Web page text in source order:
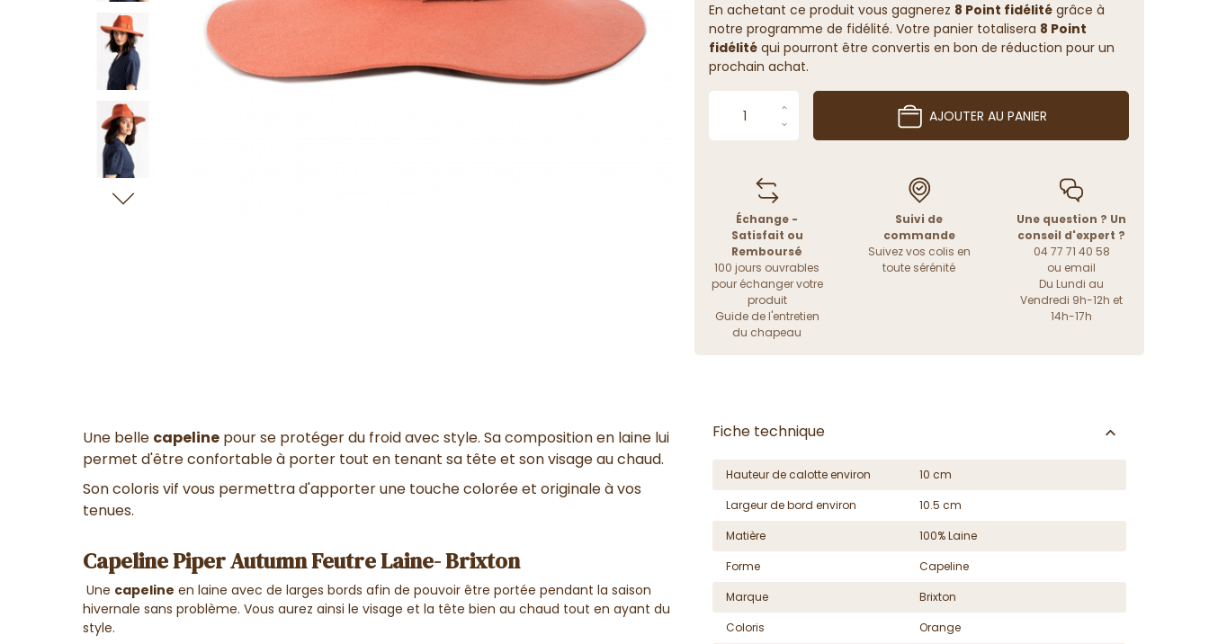
En achetant ce produit vous gagnerez 8 Point fidélitégrâce à
notre programme de fidélité. Votre panier totalisera 8 Point
fidélitéqui pourront être convertis en bon de réduction pour un
prochain achat.
AJOUTER AU PANIER
Échange -
Satisfait ou
Remboursé
100 jours ouvrables
pour échanger votre
produit
Guide de l'entretien
du chapeau
Suivi de
commande
Suivez vos colis en
toute sérénité
Une question ? Un
conseil d'expert ?
04 77 71 40 58
ou email
Du Lundi au
Vendredi 9h-12h et
14h-17h
Une belle capeline pour se protéger du froid avec style. Sa composition en laine lui
permet d'être confortable à porter tout en tenant sa tête et son visage au chaud.
Son coloris vif vous permettra d'apporter une touche colorée et originale à vos
tenues.
Capeline Piper Autumn Feutre Laine- Brixton
Une capeline en laine avec de larges bords afin de pouvoir être portée pendant la saison
hivernale sans problème. Vous aurez ainsi le visage et la tête bien au chaud tout en ayant du
style.
Fiche technique
Hauteur de calotte environ
10 cm
Largeur de bord environ
10.5 cm
Matière
100% Laine
Forme
Capeline
Marque
Brixton
Coloris
Orange